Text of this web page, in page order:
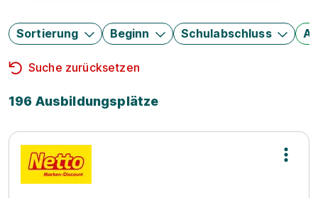
Sortierung Beginn Schulabschluss
Suche zurücksetzen
196 Ausbildungsplätze